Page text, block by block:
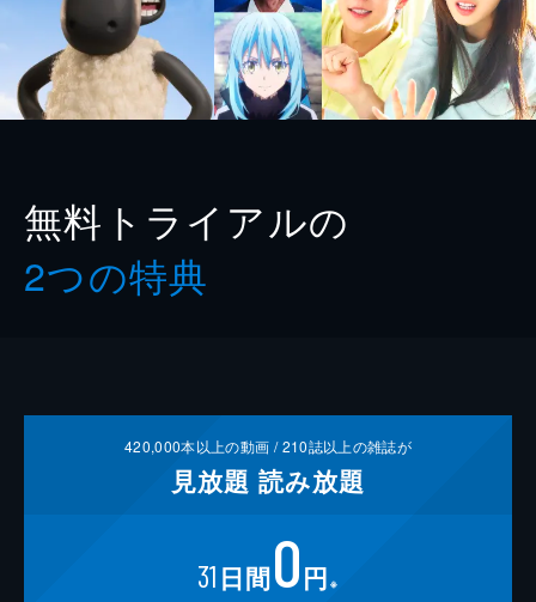
無料トライアルの
2つの特典
420,000本以上の動画 /210誌以上の雑誌が
見放題 読み放題
31 日間0円 ※